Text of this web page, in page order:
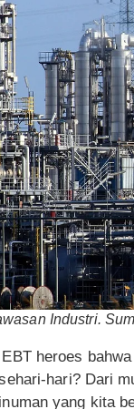
Industri.
heroes
hari? Dari
yang kita